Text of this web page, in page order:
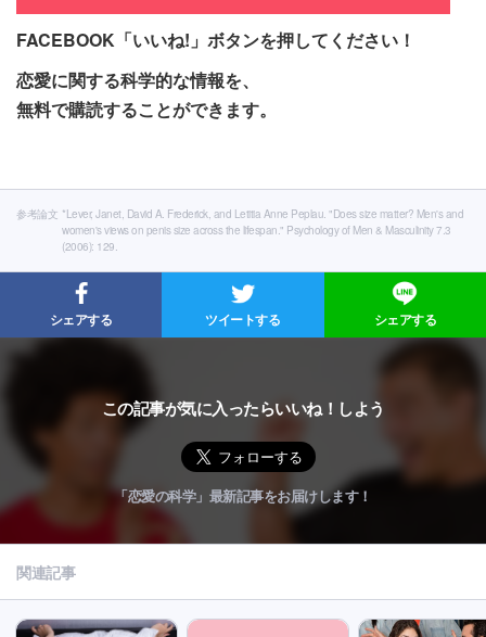
FACEBOOK「いいね!」ボタンを押してください！
恋愛に関する科学的な情報を、
無料で購読することができます。
参考論文 *Lever, Janet, David A. Frederick, and Letitia Anne Peplau. "Does size matter? Men's and
women's views on penis size across the lifespan." Psychology of Men & Masculinity 7.3
(2006): 129.
シェアする ツイートする シェアする
この記事が気に入ったらいいね！しよう
「恋愛の科学」最新記事をお届けします！
関連記事